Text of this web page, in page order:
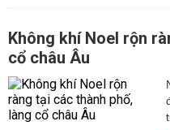
Không khí Noel rộn
cổ châu Âu